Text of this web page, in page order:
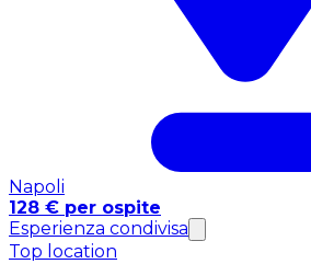
Napoli
128 € per ospite
Esperienza condivisa
Top location